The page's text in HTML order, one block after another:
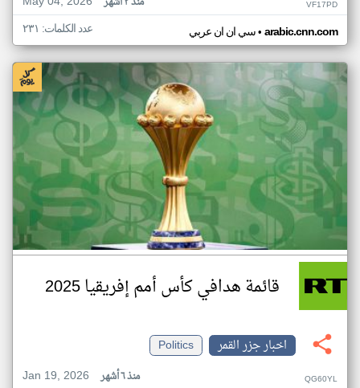
VF17PD
سي ان ان عربي• arabic.cnn.com عدد الكلمات: ٢٣١
قائمة هدافي كأس أمم إفريقيا 2025
اخبار جزر القمر
Politics
Jan 19, 2026
منذ ٦ أشهر QG60YL